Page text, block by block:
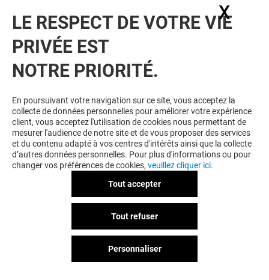
LA PHARMACIE
Ouvert
LACOSTE
LE RESPECT DE VOTRE VIE
PRIVÉE EST
NOTRE PRIORITÉ.
En poursuivant votre navigation sur ce site, vous acceptez la
collecte de données personnelles pour améliorer votre expérience
client, vous acceptez l'utilisation de cookies nous permettant de
mesurer l'audience de notre site et de vous proposer des services
et du contenu adapté à vos centres d'intérêts ainsi que la collecte
d’autres données personnelles. Pour plus d'informations ou pour
changer vos préférences de cookies, veuillez cliquer ici.
Tout accepter
Tout refuser
Personnaliser
X